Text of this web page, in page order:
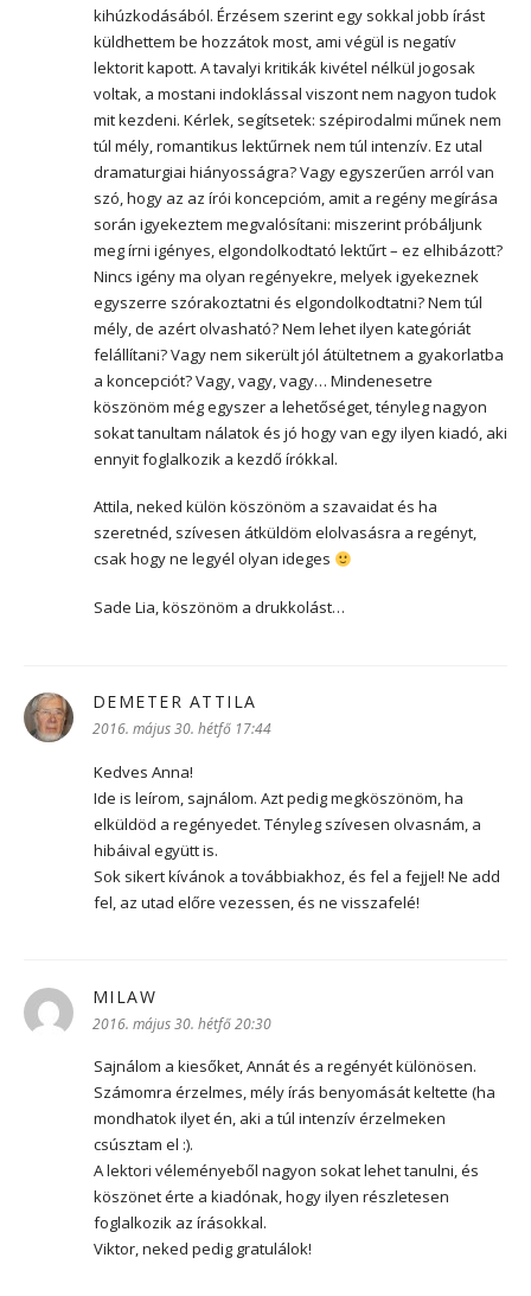
kihúzkodásából. Érzésem szerint egy sokkal jobb írást
küldhettem be hozzátok most, ami végül is negatív
lektorit kapott. A tavalyi kritikák kivétel nélkül jogosak
voltak, a mostani indoklással viszont nem nagyon tudok
mit kezdeni. Kérlek, segítsetek: szépirodalmi műnek nem
túl mély, romantikus lektűrnek nem túl intenzív. Ez utal
dramaturgiai hiányosságra? Vagy egyszerűen arról van
szó, hogy az az írói koncepcióm, amit a regény megírása
során igyekeztem megvalósítani: miszerint próbáljunk
meg írni igényes, elgondolkodtató lektűrt – ez elhibázott?
Nincs igény ma olyan regényekre, melyek igyekeznek
egyszerre szórakoztatni és elgondolkodtatni? Nem túl
mély, de azért olvasható? Nem lehet ilyen kategóriát
felállítani? Vagy nem sikerült jól átültetnem a gyakorlatba
a koncepciót? Vagy, vagy, vagy… Mindenesetre
köszönöm még egyszer a lehetőséget, tényleg nagyon
sokat tanultam nálatok és jó hogy van egy ilyen kiadó, aki
ennyit foglalkozik a kezdő írókkal.
Attila, neked külön köszönöm a szavaidat és ha
szeretnéd, szívesen átküldöm elolvasásra a regényt,
csak hogy ne legyél olyan ideges
Sade Lia, köszönöm a drukkolást…
DEMETER ATTILA
2016. május 30. hétfő 17:44
Kedves Anna!
Ide is leírom, sajnálom. Azt pedig megköszönöm, ha
elküldöd a regényedet. Tényleg szívesen olvasnám, a
hibáival együtt is.
Sok sikert kívánok a továbbiakhoz, és fel a fejjel! Ne add
fel, az utad előre vezessen, és ne visszafelé!
MILAW
2016. május 30. hétfő 20:30
Sajnálom a kiesőket, Annát és a regényét különösen.
Számomra érzelmes, mély írás benyomását keltette (ha
mondhatok ilyet én, aki a túl intenzív érzelmeken
csúsztam el :).
A lektori véleményeből nagyon sokat lehet tanulni, és
köszönet érte a kiadónak, hogy ilyen részletesen
foglalkozik az írásokkal.
Viktor, neked pedig gratulálok!